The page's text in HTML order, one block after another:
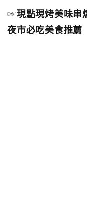
☞現點現烤美味串
夜市必吃美食推薦